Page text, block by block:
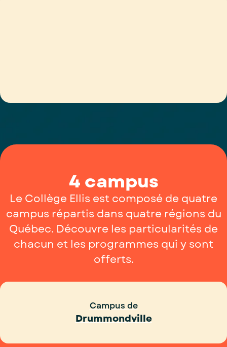
4 campus
Le Collège Ellis est composé de quatre
campus répartis dans quatre régions du
Québec. Découvre les particularités de
chacun et les programmes qui y sont
offerts.
Campus de
Drummondville